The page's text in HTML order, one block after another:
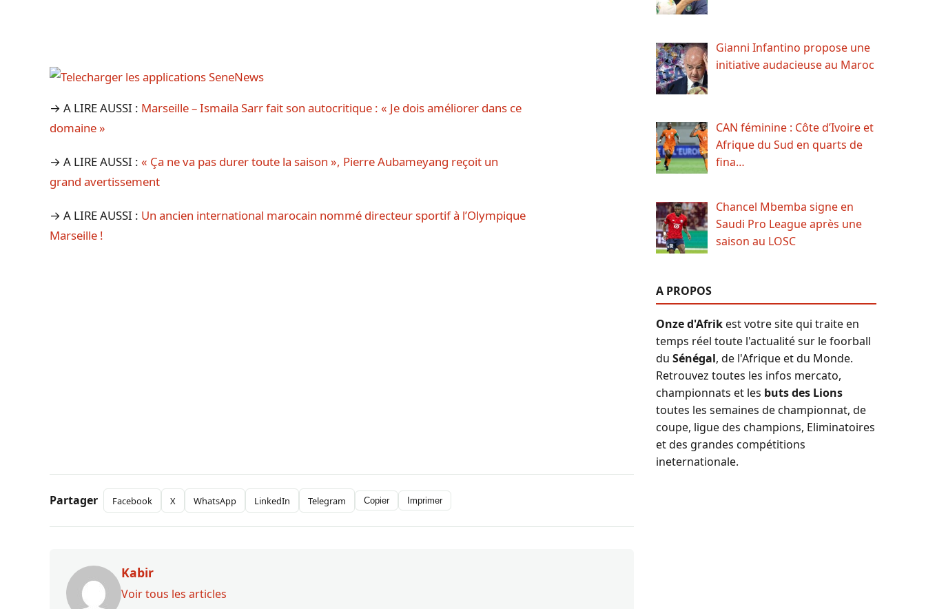
→ A LIRE AUSSI : Marseille – Ismaila Sarr fait son autocritique : « Je dois améliorer dans ce
domaine »
→ A LIRE AUSSI : « Ça ne va pas durer toute la saison », Pierre Aubameyang reçoit un
grand avertissement
→ A LIRE AUSSI : Un ancien international marocain nommé directeur sportif à l’Olympique
Marseille !
Partager Facebook X WhatsApp LinkedIn Telegram Copier Imprimer
Kabir
Voir tous les articles
Gianni Infantino propose une
initiative audacieuse au Maroc
CAN féminine : Côte d’Ivoire et
Afrique du Sud en quarts de
fina…
Chancel Mbemba signe en
Saudi Pro League après une
saison au LOSC
A PROPOS
Onze d'Afrikest votre site qui traite en
temps réel toute l'actualité sur le foorball
du Sénégal, de l'Afrique et du Monde.
Retrouvez toutes les infos mercato,
championnats et les buts des Lions
toutes les semaines de championnat, de
coupe, ligue des champions, Eliminatoires
et des grandes compétitions
ineternationale.